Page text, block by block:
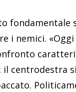
fondamentale
i nemici.
il centrodestra